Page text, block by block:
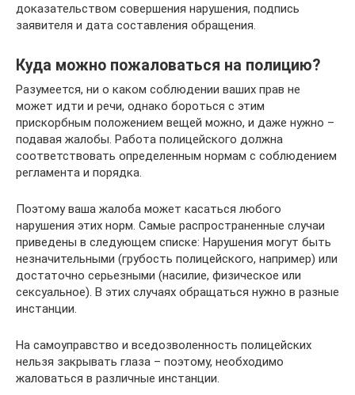
доказательством совершения нарушения, подпись
заявителя и дата составления обращения.
Куда можно пожаловаться на полицию?
Разумеется, ни о каком соблюдении ваших прав не
может идти и речи, однако бороться с этим
прискорбным положением вещей можно, и даже нужно –
подавая жалобы. Работа полицейского должна
соответствовать определенным нормам с соблюдением
регламента и порядка.
Поэтому ваша жалоба может касаться любого
нарушения этих норм. Самые распространенные случаи
приведены в следующем списке: Нарушения могут быть
незначительными (грубость полицейского, например) или
достаточно серьезными (насилие, физическое или
сексуальное). В этих случаях обращаться нужно в разные
инстанции.
На самоуправство и вседозволенность полицейских
нельзя закрывать глаза – поэтому, необходимо
жаловаться в различные инстанции.